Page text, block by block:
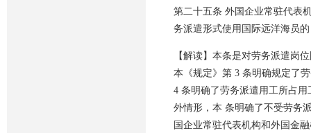
第二十五条 外国企业常驻代表
务派遣形式使用国际远洋海员
【解读】本条是对劳务派遣岗
本《规定》第 3 条明确规定了
4 条明确了劳务派遣用工所占
外情形，本 条明确了不受劳务
国企业常驻代表机构和外国金